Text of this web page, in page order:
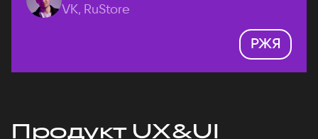
VK, RuStore
РЖЯ
Продукт UX&UI